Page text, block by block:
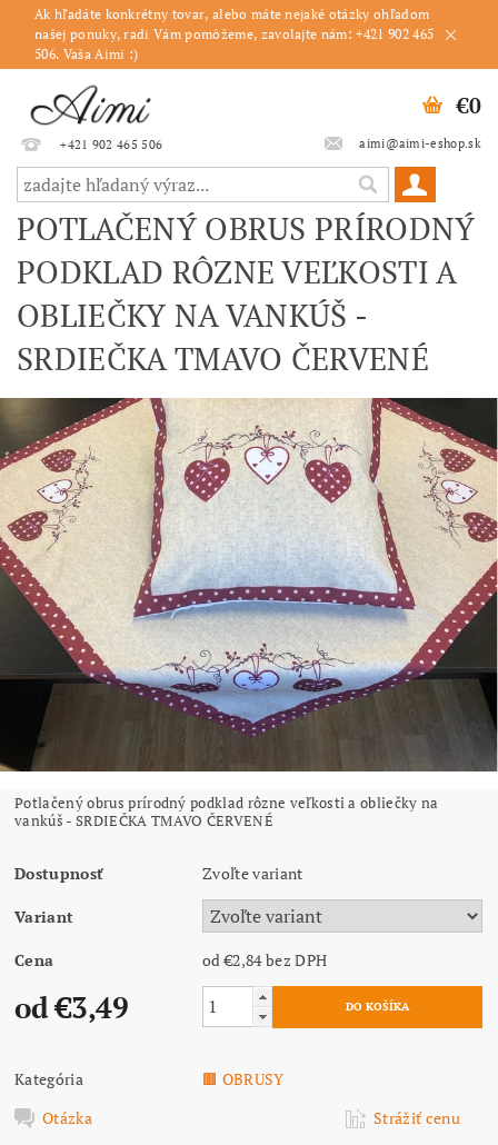
Ak hľadáte konkrétny tovar, alebo máte nejaké otázky ohľadom
našej ponuky, radi Vám pomôžeme, zavolajte nám: +421 902 465
506. Vaša Aimi :)
+421 902 465 506 aimi@aimi-eshop.sk
€0
POTLAČENÝ OBRUS PRÍRODNÝ
PODKLAD RÔZNE VEĽKOSTI A
OBLIEČKY NA VANKÚŠ -
SRDIEČKA TMAVO ČERVENÉ
Potlačený obrus prírodný podklad rôzne veľkosti a obliečky na
vankúš - SRDIEČKA TMAVO ČERVENÉ
Dostupnosť Zvoľte variant
Variant
Cena od €2,84bez DPH
od €3,49
Kategória
🟫 OBRUSY
Otázka
Strážiť cenu